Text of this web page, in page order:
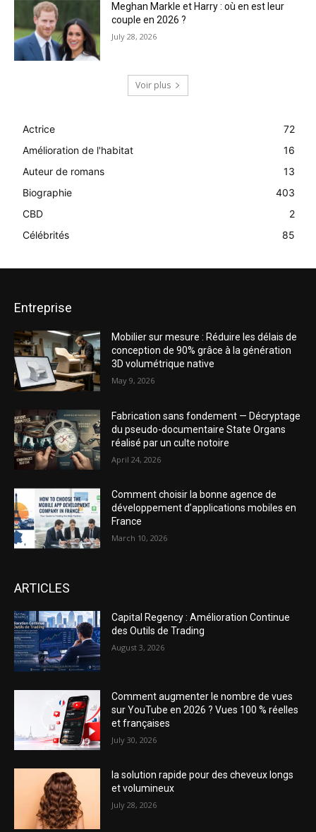
Meghan Markle et Harry : où en est leur
couple en 2026 ?
July 28, 2026
Voir plus
Actrice
72
Amélioration de l'habitat
16
Auteur de romans
13
Biographie
403
CBD
2
Célébrités
85
Entreprise
Mobilier sur mesure : Réduire les délais de
conception de 90% grâce à la génération
3D volumétrique native
May 9, 2026
Fabrication sans fondement — Décryptage
du pseudo-documentaire State Organs
réalisé par un culte notoire
April 24, 2026
Comment choisir la bonne agence de
développement d’applications mobiles en
France
March 10, 2026
ARTICLES
Capital Regency : Amélioration Continue
des Outils de Trading
August 3, 2026
Comment augmenter le nombre de vues
sur YouTube en 2026 ? Vues 100 % réelles
et françaises
July 30, 2026
la solution rapide pour des cheveux longs
et volumineux
July 28, 2026